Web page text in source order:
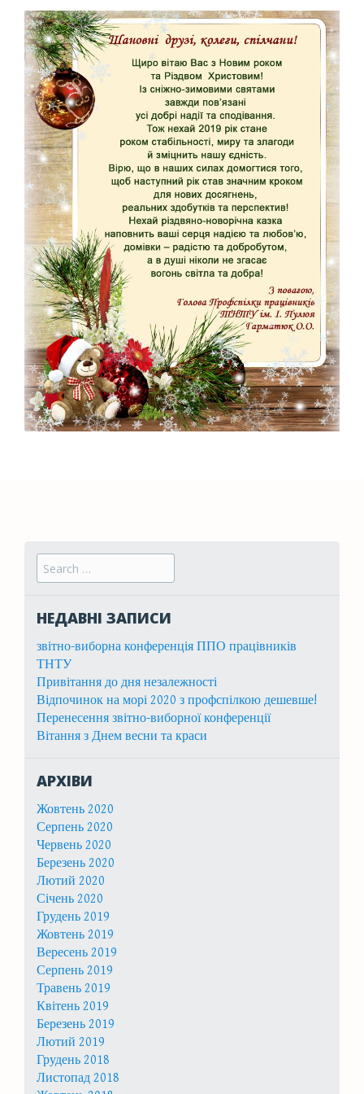
Search for:
НЕДАВНІ ЗАПИСИ
звітно-виборна конференція ППО працівників
ТНТУ
Привітання до дня незалежності
Відпочинок на морі 2020 з профспілкою дешевше!
Перенесення звітно-виборної конференції
Вітання з Днем весни та краси
АРХІВИ
Жовтень 2020
Серпень 2020
Червень 2020
Березень 2020
Лютий 2020
Січень 2020
Грудень 2019
Жовтень 2019
Вересень 2019
Серпень 2019
Травень 2019
Квітень 2019
Березень 2019
Лютий 2019
Грудень 2018
Листопад 2018